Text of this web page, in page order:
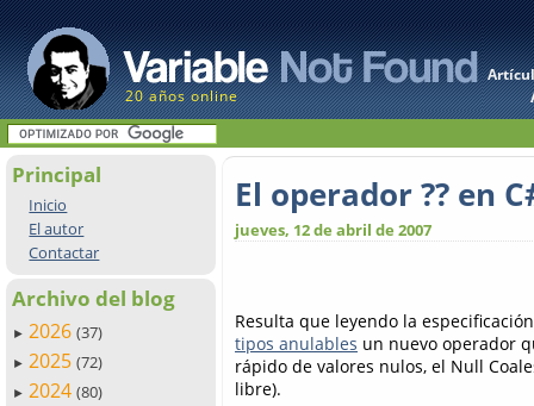
20 años online
Principal
Inicio
El autor
Contactar
Archivo del blog
► 2026 (37)
► 2025 (72)
► 2024 (80)
El operador ?? en
jueves, 12 de abril de 2007
Resulta que leyendo la
tipos anulables un nuevo operador
rápido de valores nulos, el Null
libre).